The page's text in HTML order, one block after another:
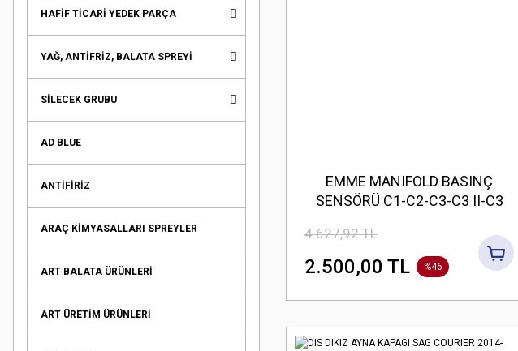
HAFİF TİCARİ YEDEK PARÇA
YAĞ, ANTİFRİZ, BALATA SPREYİ
SİLECEK GRUBU
AD BLUE
ANTİFİRİZ
ARAÇ KİMYASALLARI SPREYLER
ART BALATA ÜRÜNLERİ
ART ÜRETİM ÜRÜNLERİ
EMME MANIFOLD BASINÇ
SENSÖRÜ C1-C2-C3-C3 II-C3
206-207-206 +(T3E) PLUS
DV4TD (1,4HDI 8V) 807-C8-607-
P06-EXPERT-JUMPY-SCUDO
2,0HDI
4.627,92 TL
2.500,00 TL %46